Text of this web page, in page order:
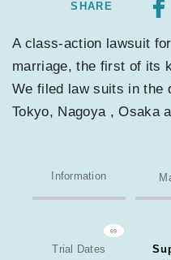
SHARE
A class-action lawsuit
marriage, the first of its
We filed law suits in the
Tokyo, Nagoya , Osaka
Information
69
Trial Dates